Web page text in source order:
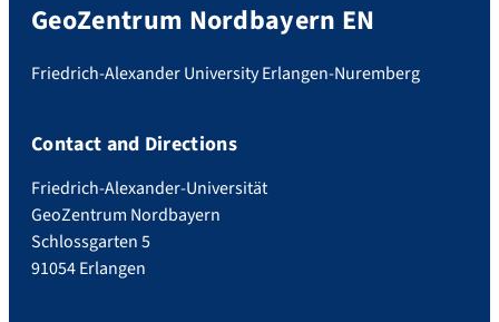
GeoZentrum Nordbayern EN
Friedrich-Alexander University Erlangen-Nuremberg
Contact and Directions
Friedrich-Alexander-Universität
GeoZentrum Nordbayern
Schlossgarten 5
91054 Erlangen